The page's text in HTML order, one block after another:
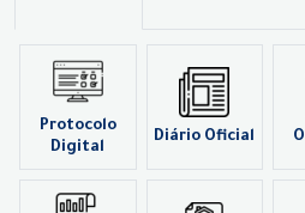
Protocolo
Digital
Diário Oficial